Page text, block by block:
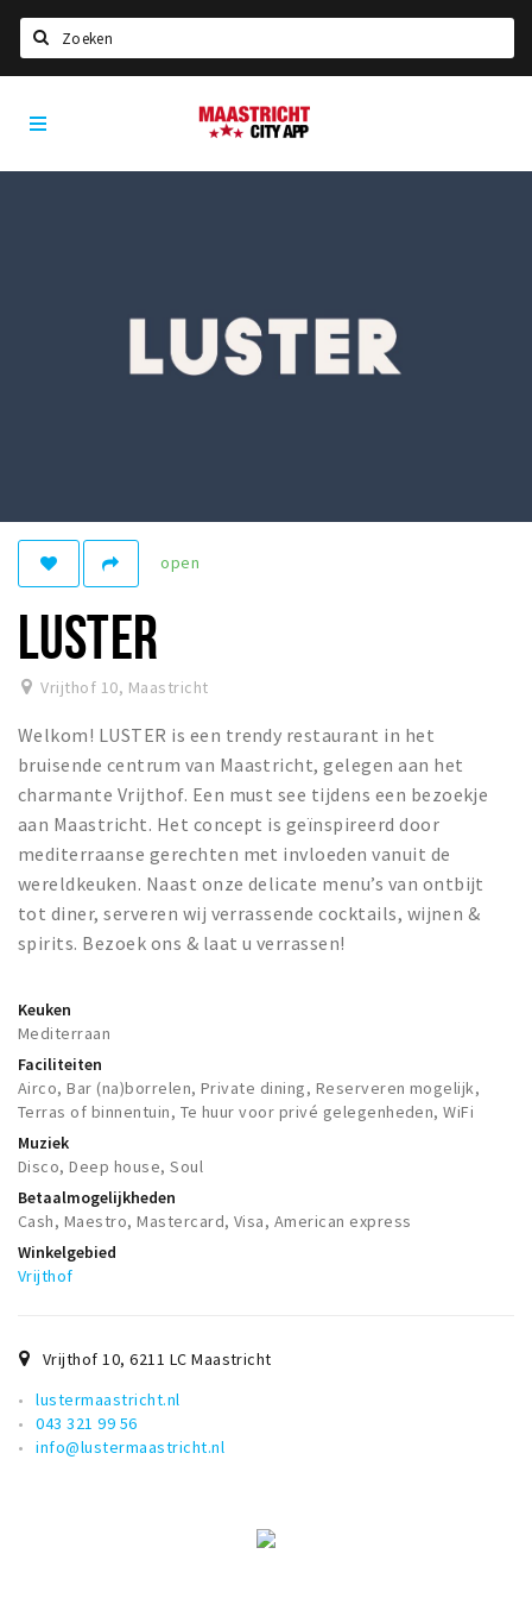
Home
Agenda
Winkels
Winkelgebieden
Bezienswaardigheden
Musea, theaters & podia
Uitjes & activiteiten
Toeristische routes
Natuurgebieden
Baroniepoorten
Sport
Andere City Apps
Inloggen
Maastricht
City
open
LUSTER
Vrijthof 10, Maastricht
Welkom! LUSTER is een trendy restaurant in het
bruisende centrum van Maastricht, gelegen aan het
charmante Vrijthof. Een must see tijdens een bezoekje
aan Maastricht. Het concept is geïnspireerd door
mediterraanse gerechten met invloeden vanuit de
wereldkeuken. Naast onze delicate menu’s van ontbijt
tot diner, serveren wij verrassende cocktails, wijnen &
spirits. Bezoek ons & laat u verrassen!
Keuken
Mediterraan
Faciliteiten
Airco, Bar (na)borrelen, Private dining, Reserveren mogelijk,
Terras of binnentuin, Te huur voor privé gelegenheden, WiFi
Muziek
Disco, Deep house, Soul
Betaalmogelijkheden
Cash, Maestro, Mastercard, Visa, American express
Winkelgebied
Vrijthof
Vrijthof 10,6211 LC Maastricht
lustermaastricht.nl
043 321 99 56
info@lustermaastricht.nl